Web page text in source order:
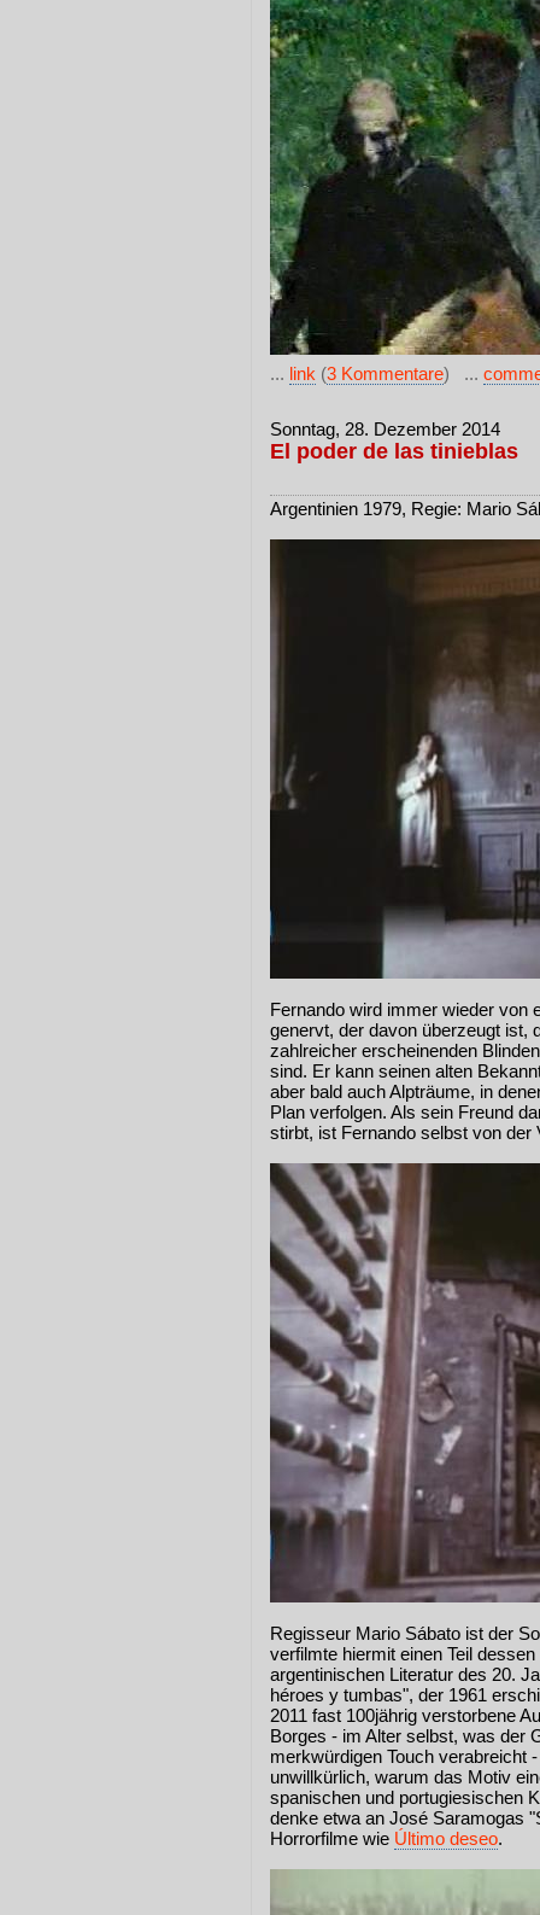
... link (3 Kommentare) ...
Sonntag, 28. Dezember 2014
El poder de las tinieblas
Argentinien 1979, Regie: Mario
Fernando wird immer wieder von
genervt, der davon überzeugt ist,
zahlreicher erscheinenden
sind. Er kann seinen alten
aber bald auch Alpträume, in
Plan verfolgen. Als sein Freund
stirbt, ist Fernando selbst von der
Regisseur Mario Sábato ist der
verfilmte hiermit einen Teil
argentinischen Literatur des 20.
héroes y tumbas", der 1961
2011 fast 100jährig verstorbene
Borges - im Alter selbst, was der
merkwürdigen Touch verabreicht
unwillkürlich, warum das Motiv
spanischen und portugiesischen
denke etwa an José Saramogas
Horrorfilme wie Último deseo.